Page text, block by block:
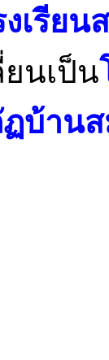
งเรีย
ยนเป็น
บ้านส